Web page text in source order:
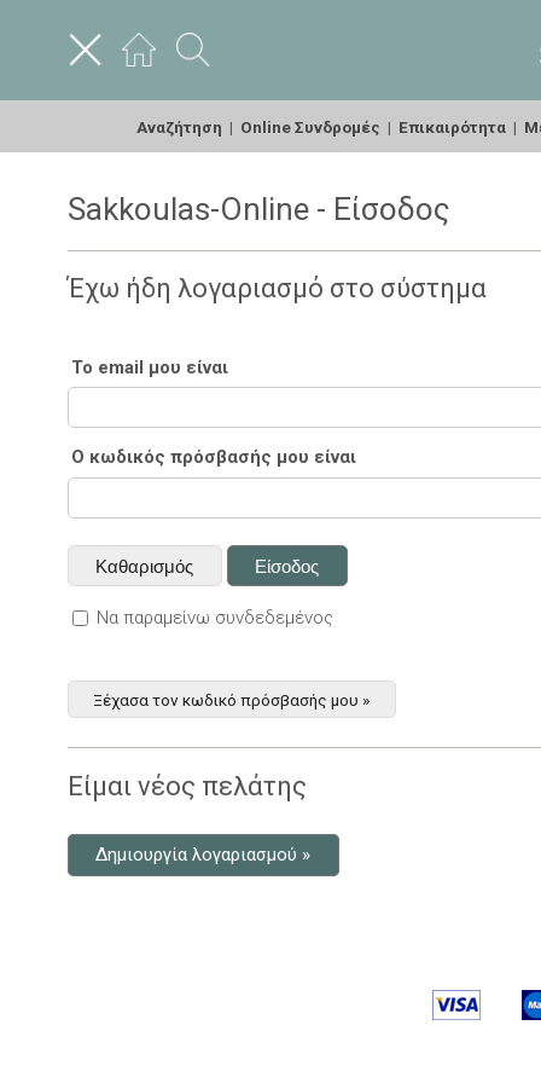
Αναζήτηση | Online Συνδρομές | Επικαιρότητα |
Sakkoulas-Online - Είσοδος
Έχω ήδη λογαριασμό στο σύστημα
Το email μου είναι
Ο κωδικός πρόσβασής μου είναι
Να παραμείνω συνδεδεμένος
Ξέχασα τον κωδικό πρόσβασής μου »
Είμαι νέος πελάτης
Δημιουργία λογαριασμού »